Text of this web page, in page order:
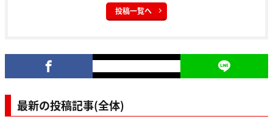
投稿一覧へ
最新の投稿記事(全体)